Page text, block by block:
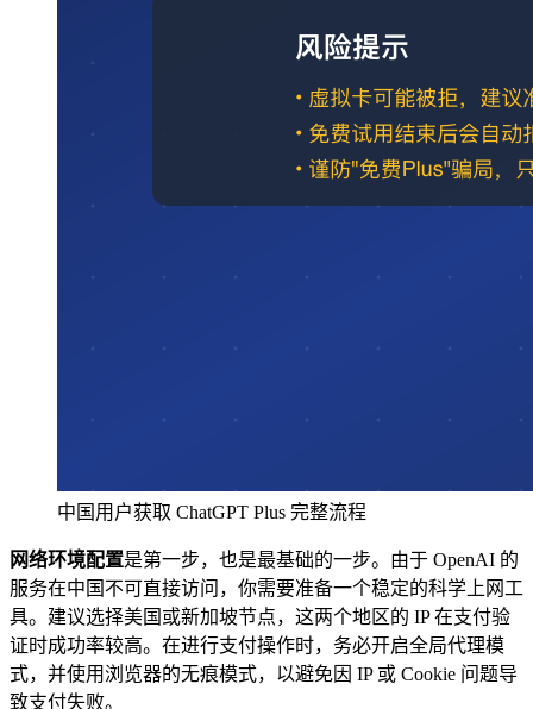
中国用户获取 ChatGPT Plus 完整流程
网络环境配置是第一步，也是最基础的一步。由于 OpenAI 的
服务在中国不可直接访问，你需要准备一个稳定的科学上网工
具。建议选择美国或新加坡节点，这两个地区的 IP 在支付验
证时成功率较高。在进行支付操作时，务必开启全局代理模
式，并使用浏览器的无痕模式，以避免因 IP 或 Cookie 问题导
致支付失败。